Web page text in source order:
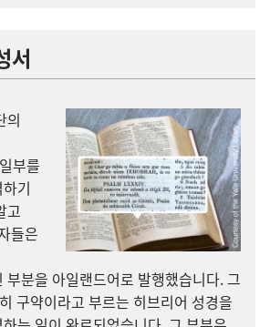
서
의
부를
기
고
들은
부분을 아일랜드어로 발행했습니다. 그
구약이라고 부르는 히브리어 성경을